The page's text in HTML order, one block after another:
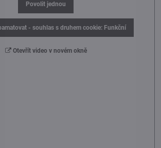
Povolit jednou
- souhlas s druhem cookie: Funkční
Otevřít video v novém okně